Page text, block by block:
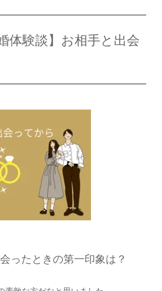
体験談】お相手と出会
ったときの第一印象は？